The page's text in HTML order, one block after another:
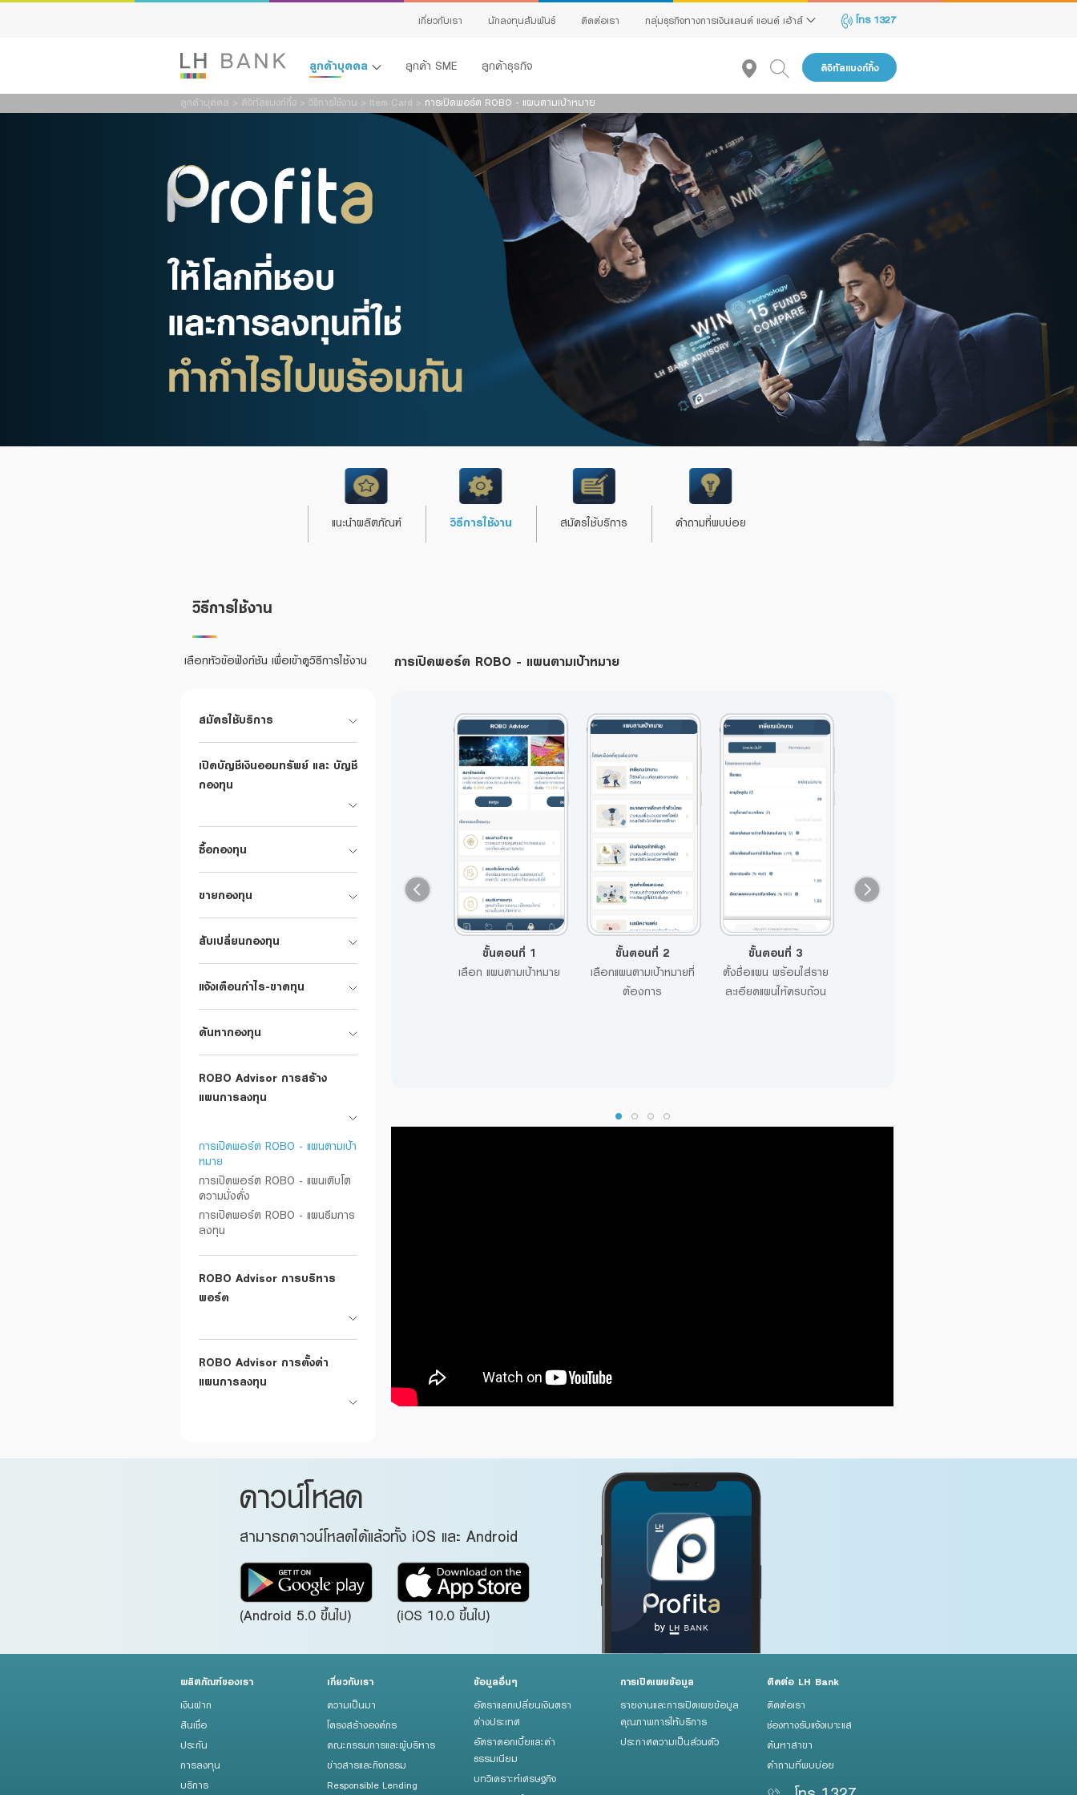
เกี่ยวกับเรา นักลงทุนสัมพันธ์ ติดต่อเรา กลุ่มธุรกิจทางการเงินแลนด์ แอนด์ เฮ้าส์ โทร 1327
ลูกค้าบุคคล ลูกค้า SME ลูกค้าธุรกิจ ดิจิทัลแบงก์กิ้ง
ประกัน
ดิจิทัลแบงก์กิ้ง
Family Banking
Foreigners
ลูกค้าบุคคล > ดิจิทัลแบงก์กิ้ง > วิธีการใช้งาน > Item Card > การเปิดพอร์ต ROBO - แผนตามเป้าหมาย
แนะนำผลิตภัณฑ์
วิธีการใช้งาน
สมัครใช้บริการ
คำถามที่พบบ่อย
วิธีการใช้งาน
เลือกหัวข้อฟังก์ชัน เพื่อเข้าดูวิธีการใช้งาน
สมัครใช้บริการ
เปิดบัญชีเงินออมทรัพย์ และ บัญชี
กองทุน
ซื้อกองทุน
ขายกองทุน
สับเปลี่ยนกองทุน
แจ้งเตือนกำไร-ขาดทุน
ค้นหากองทุน
ROBO Advisor การสร้าง
แผนการลงทุน
การเปิดพอร์ต ROBO - แผนตามเป้า
หมาย
การเปิดพอร์ต ROBO - แผนเติบโต
ความมั่งคั่ง
การเปิดพอร์ต ROBO - แผนธีมการ
ลงทุน
ROBO Advisor การบริหาร
พอร์ต
ROBO Advisor การตั้งค่า
แผนการลงทุน
การเปิดพอร์ต ROBO - แผนตามเป้าหมาย
ขั้นตอนที่ 10
การปรับพอร์ตอัตโนมัติ
สามารถกดเลือกวิธีการปรับ
พอร์ตได้ 2 วิธี เลือก 1)
พอร์ตสำเร็จ กด “ตกลง”
ขั้นตอนที่ 1
เลือก แผนตามเป้าหมาย
ขั้นตอนที่ 2
เลือกแผนตามเป้าหมายที่
ต้องการ
ขั้นตอนที่ 3
ตั้งชื่อแผน พร้อมใส่ราย
ละเอียดแผนให้ครบถ้วน
ดาวน์โหลด
สามารถดาวน์โหลดได้แล้วทั้ง iOS และ Android
(Android 5.0 ขึ้นไป) (iOS 10.0 ขึ้นไป)
ผลิตภัณฑ์ของเรา
เงินฝาก
สินเชื่อ
ประกัน
การลงทุน
บริการ
เกี่ยวกับเรา
ความเป็นมา
โครงสร้างองค์กร
คณะกรรมการและผู้บริหาร
ข่าวสารและกิจกรรม
Responsible Lending
ข้อมูลอื่นๆ
อัตราแลกเปลี่ยนเงินตรา
ต่างประเทศ
อัตราดอกเบี้ยและค่า
ธรรมเนียม
บทวิเคราะห์เศรษฐกิจ
การเปิดเผยข้อมูล
รายงานและการเปิดเผยข้อมูล
คุณภาพการให้บริการ
ประกาศความเป็นส่วนตัว
ติดต่อ LH Bank
ติดต่อเรา
ช่องทางรับแจ้งเบาะแส
ค้นหาสาขา
คำถามที่พบบ่อย